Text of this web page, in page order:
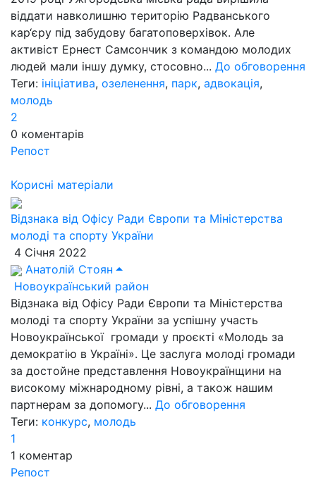
віддати навколишню територію Радванського
кар‘єру під забудову багатоповерхівок. Але
активіст Ернест Самсончик з командою молодих
людей мали іншу думку, стосовно... До обговорення
Теги: ініціатива, озеленення, парк, адвокація,
молодь
2
0 коментарів
Репост
Корисні матеріали
Відзнака від Офісу Ради Європи та Міністерства
молоді та спорту України
4 Січня 2022
Анатолій Стоян
Новоукраїнський район
Відзнака від Офісу Ради Європи та Міністерства
молоді та спорту України за успішну участь
Новоукраїнської громади у проєкті «Молодь за
демократію в Україні». Це заслуга молоді громади
за достойне представлення Новоукраїнщини на
високому міжнародному рівні, а також нашим
партнерам за допомогу... До обговорення
Теги: конкурс, молодь
1
1 коментар
Репост